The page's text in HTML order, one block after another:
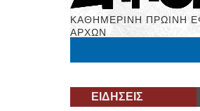
ΚΑΘΗΜΕΡΙΝΗ ΠΡΩΙΝΗ
ΑΡΧΩΝ
ΕΙΔΗΣΕΙΣ